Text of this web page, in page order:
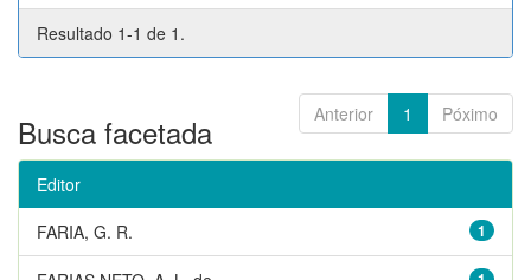
Resultado 1-1 de 1.
Anterior 1 Póximo
Busca facetada
Editor
1
FARIA, G. R.